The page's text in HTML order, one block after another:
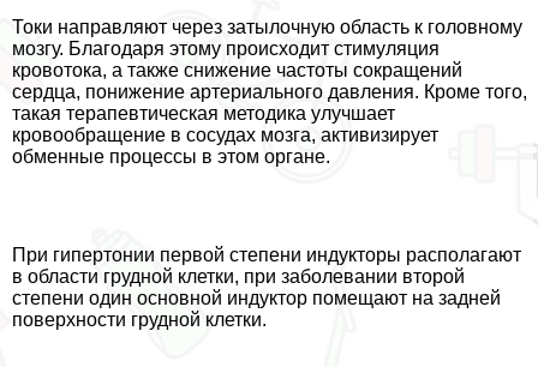
Токи направляют через затылочную область к головному
мозгу. Благодаря этому происходит стимуляция
кровотока, а также снижение частоты сокращений
сердца, понижение артериального давления. Кроме того,
такая терапевтическая методика улучшает
кровообращение в сосудах мозга, активизирует
обменные процессы в этом органе.
При гипертонии первой степени индукторы располагают
в области грудной клетки, при заболевании второй
степени один основной индуктор помещают на задней
поверхности грудной клетки.